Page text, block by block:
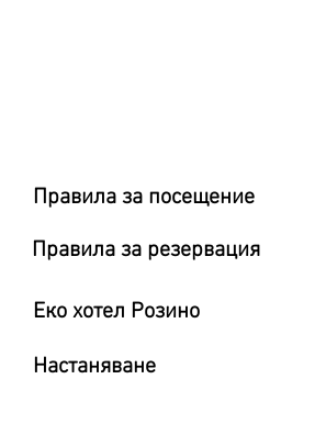
Правила за посещение
Правила за резервация
Eко хотел Розино
Настаняване